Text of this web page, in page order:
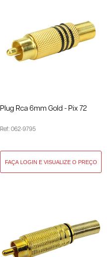
Plug Rca 6mm Gold - Pix 72
Ref: 062-9795